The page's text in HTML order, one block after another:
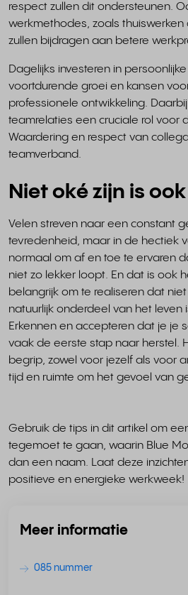
respect zullen dit ondersteunen.
werkmethodes, zoals
zullen bijdragen aan betere
Dagelijks investeren in
voortdurende groei en kansen
professionele ontwikkeling.
teamrelaties een cruciale rol voor
Waardering en respect van
teamverband.
Niet oké zijn is
Velen streven naar een constant
tevredenheid, maar in de hectiek
normaal om af en toe te ervaren
niet zo lekker loopt. En dat is ook
belangrijk om te realiseren dat niet
natuurlijk onderdeel van het leven
Erkennen en accepteren dat je je
vaak de eerste stap naar herstel.
begrip, zowel voor jezelf als voor
tijd en ruimte om het gevoel van
Gebruik de tips in dit artikel om
tegemoet te gaan, waarin Blue
dan een naam. Laat deze
positieve en energieke werkweek!
Meer informatie
085 nummer